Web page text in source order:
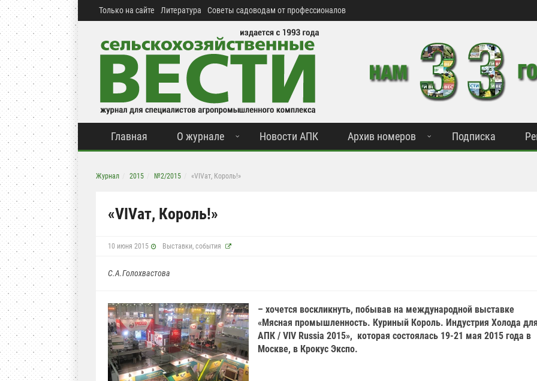
Только на сайте Литература Советы садоводам от профессионалов
Главная О журнале Новости АПК Архив номеров Подписка
Журнал 2015 №2/2015 «VIVат, Король!»
«VIVат, Король!»
10 июня 2015 Выставки, события
С.А.Голохвастова
– хочется воскликнуть, побывав на международной выставке
«Мясная промышленность. Куриный Король. Индустрия Холода
АПК / VIV Russia 2015», которая состоялась 19-21 мая 2015 года в
Москве, в Крокус Экспо.